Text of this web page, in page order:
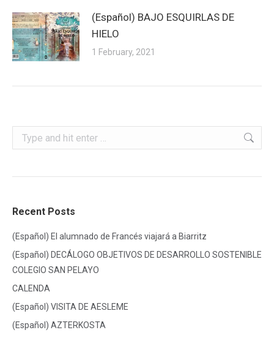
(Español) BAJO ESQUIRLAS DE
HIELO
1 February, 2021
Search:
Recent Posts
(Español) El alumnado de Francés viajará a Biarritz
(Español) DECÁLOGO OBJETIVOS DE DESARROLLO SOSTENIBLE
COLEGIO SAN PELAYO
CALENDA
(Español) VISITA DE AESLEME
(Español) AZTERKOSTA